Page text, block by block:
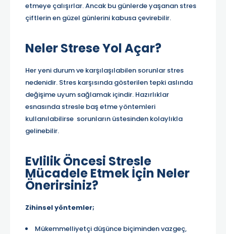
etmeye çalışırlar. Ancak bu günlerde yaşanan stres
çiftlerin en güzel günlerini kabusa çevirebilir.
Neler Strese Yol Açar?
Her yeni durum ve karşılaşılabilen sorunlar stres
nedenidir. Stres karşısında gösterilen tepki aslında
değişime uyum sağlamak içindir. Hazırlıklar
esnasında stresle baş etme yöntemleri
kullanılabilirse sorunların üstesinden kolaylıkla
gelinebilir.
Evlilik Öncesi Stresle
Mücadele Etmek İçin Neler
Önerirsiniz?
Zihinsel yöntemler;
Mükemmelliyetçi düşünce biçiminden vazgeç,